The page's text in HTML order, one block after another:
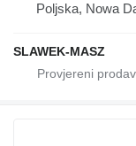
Poljska, Nowa
SLAWEK-MASZ